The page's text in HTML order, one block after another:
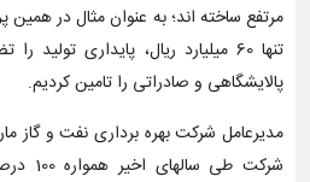
مرتفع ساخته اند؛ به عنوان مثال در همین
تنها 60 میلیارد ریال، پایداری
پالایشگاهی و صادراتی را تامین کردیم.
مدیرعامل شرکت بهره برداری نفت و گاز
شرکت